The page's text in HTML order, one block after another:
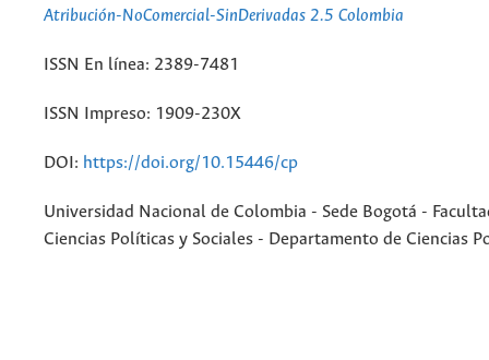
Atribución-NoComercial-SinDerivadas 2.5 Colombia
ISSN En línea: 2389-7481
ISSN Impreso: 1909-230X
DOI: https://doi.org/10.15446/cp
Universidad Nacional de Colombia - Sede Bogotá -
Ciencias Políticas y Sociales - Departamento de Ciencias